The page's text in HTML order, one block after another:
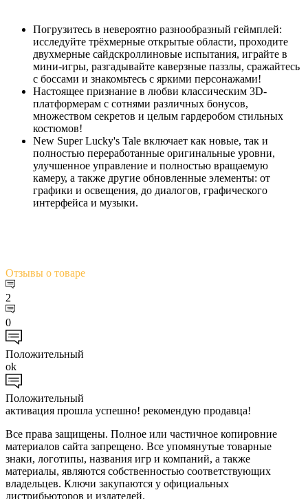
Погрузитесь в невероятно разнообразный геймплей:
исследуйте трёхмерные открытые области, проходите
двухмерные сайдскроллиновые испытания, играйте в
мини-игры, разгадывайте каверзные паззлы, сражайтесь
с боссами и знакомьтесь с яркими персонажами!
Настоящее признание в любви классическим 3D-
платформерам с сотнями различных бонусов,
множеством секретов и целым гардеробом стильных
костюмов!
New Super Lucky's Tale включает как новые, так и
полностью переработанные оригинальные уровни,
улучшенное управление и полностью вращаемую
камеру, а также другие обновленные элементы: от
графики и освещения, до диалогов, графического
интерфейса и музыки.
Отзывы о товаре
2
0
Положительный
ok
Положительный
активация прошла успешно! рекомендую продавца!
Все права защищены. Полное или частичное копировние
материалов сайта запрещено. Все упомянутые товарные
знаки, логотипы, названия игр и компаний, а также
материалы, являются собственностью соответствующих
владельцев. Ключи закупаются у официальных
дистрибьюторов и издателей.